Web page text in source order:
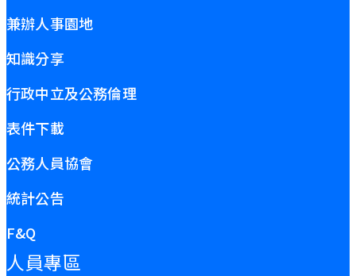
兼辦人事園地
知識分享
行政中立及公務倫理
表件下載
公務人員協會
統計公告
F&Q
人員專區